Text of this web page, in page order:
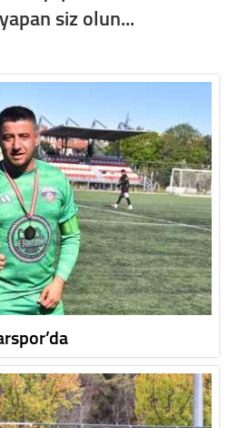
siz olun...